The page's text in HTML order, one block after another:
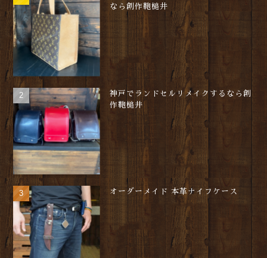
なら創作鞄槌井
神戸でランドセルリメイクするなら創
作鞄槌井
オーダーメイド 本革ナイフケース